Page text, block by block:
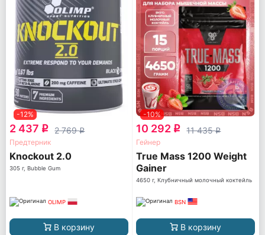
-12%
2 437 q 2 769q
Предтерник
Knockout 2.0
305 г, Bubble Gum
OLIMP
В корзину
-10%
10 292 q 11 435q
Гейнер
True Mass 1200 Weight
Gainer
4650 г, Клубничный молочный коктейль
BSN
В корзину